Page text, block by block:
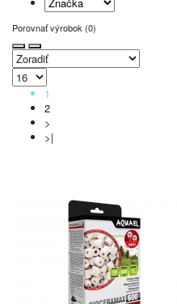
Porovnať výrobok (0)
1
2
>
>|